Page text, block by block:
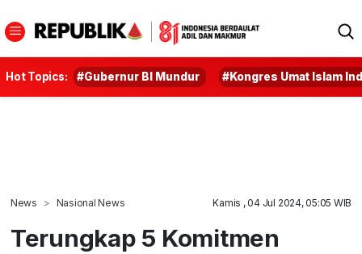
Hot Topics: #Gubernur BI Mundur #Kongres Umat Islam
News Nasional News Kamis , 04 Jul 2024, 05:05 WIB
Terungkap 5 Komitmen